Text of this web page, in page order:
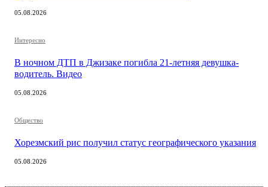
05.08.2026
Интересно
В ночном ДТП в Джизаке погибла 21-летняя девушка-
водитель. Видео
05.08.2026
Общество
Хорезмский рис получил статус географического указания
05.08.2026